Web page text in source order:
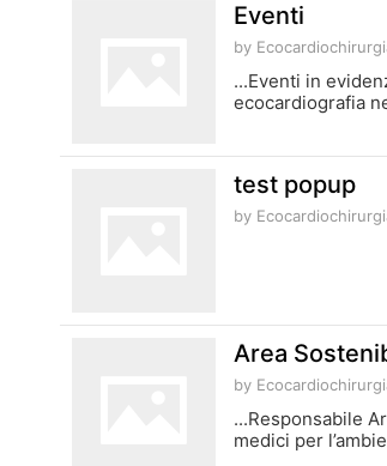
Eventi
by
...Eventi in
ecocardiografia
test popup
by
Area
by
...Responsabile
medici per